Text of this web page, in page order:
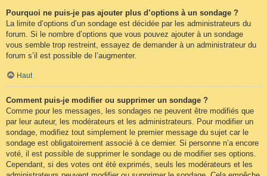
Pourquoi ne puis-je pas ajouter plus d’options à un sondage ?
La limite d’options d’un sondage est décidée par les administrateurs du
forum. Si le nombre d’options que vous pouvez ajouter à un sondage
vous semble trop restreint, essayez de demander à un administrateur du
forum s’il est possible de l’augmenter.
Haut
Comment puis-je modifier ou supprimer un sondage ?
Comme pour les messages, les sondages ne peuvent être modifiés que
par leur auteur, les modérateurs et les administrateurs. Pour modifier un
sondage, modifiez tout simplement le premier message du sujet car le
sondage est obligatoirement associé à ce dernier. Si personne n’a encore
voté, il est possible de supprimer le sondage ou de modifier ses options.
Cependant, si des votes ont été exprimés, seuls les modérateurs et les